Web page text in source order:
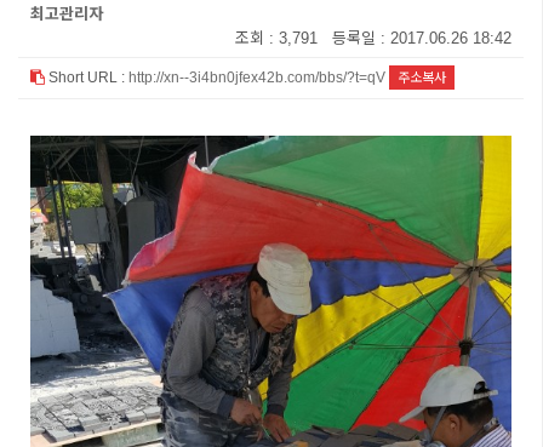
최고관리자
조회 : 3,791 등록일 : 2017.06.26 18:42
Short URL : http://xn--3i4bn0jfex42b.com/bbs/?t=qV 주소복사